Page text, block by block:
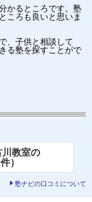
かるところです。塾
ころも良いと思いま
、子供と相談して
る塾を探すことがで
川教室の
）
塾ナビの口コミについて